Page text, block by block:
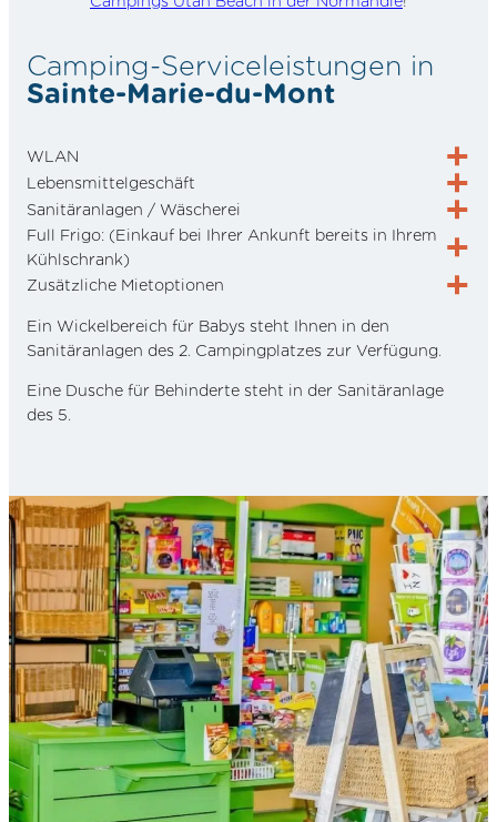
Camping-Serviceleistungen in
Sainte-Marie-du-Mont
WLAN
Lebensmittelgeschäft
Sanitäranlagen / Wäscherei
Full Frigo: (Einkauf bei Ihrer Ankunft bereits in Ihrem
Kühlschrank)
Zusätzliche Mietoptionen
Ein Wickelbereich für Babys steht Ihnen in den
Sanitäranlagen des 2. Campingplatzes zur Verfügung.
Eine Dusche für Behinderte steht in der Sanitäranlage
des 5.